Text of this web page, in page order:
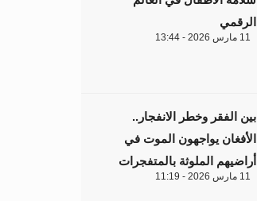
الرقمي
11 مارس 2026 - 13:44
بين الفقر وخطر الانفجار..
الأفغان يواجهون الموت في
أراضيهم الملوثة بالمتفجرات
11 مارس 2026 - 11:19